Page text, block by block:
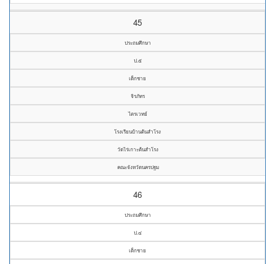
45
ประถมศึกษา
ป.๕
เด็กชาย
จิรภัทร
ไตรเวทย์
โรงเรียนบ้านต้นสำโรง
วัดไร่เกาะต้นสำโรง
คณะจังหวัดนครปฐม
46
ประถมศึกษา
ป.๔
เด็กชาย